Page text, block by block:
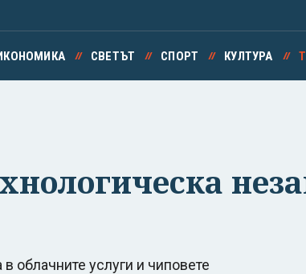
СВЕТЪТ СПОРТ КУЛТУРА
облачните услуги и чиповете